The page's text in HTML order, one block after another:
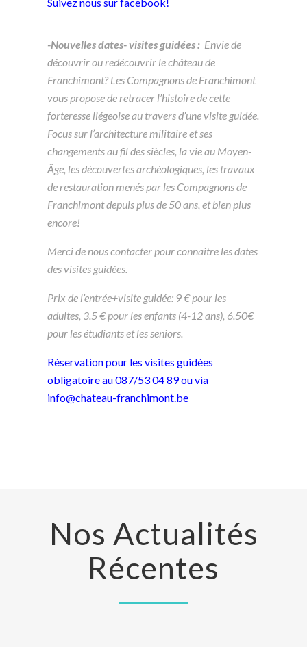
-Nouvelles dates- visites guidées : Envie de
découvrir ou redécouvrir le château de
Franchimont? Les Compagnons de Franchimont
vous propose de retracer l’histoire de cette
forteresse liégeoise au travers d’une visite guidée.
Focus sur l’architecture militaire et ses
changements au fil des siècles, la vie au Moyen-
Âge, les découvertes archéologiques, les travaux
de restauration menés par les Compagnons de
Franchimont depuis plus de 50 ans, et bien plus
encore!
Merci de nous contacter pour connaitre les dates
des visites guidées.
Prix de l’entrée+visite guidée: 9 € pour les
adultes, 3.5 € pour les enfants (4-12 ans), 6.50€
pour les étudiants et les seniors.
Réservation pour les visites guidées
obligatoire au 087/53 04 89 ou via
info@chateau-franchimont.be
Nos Actualités
Récentes